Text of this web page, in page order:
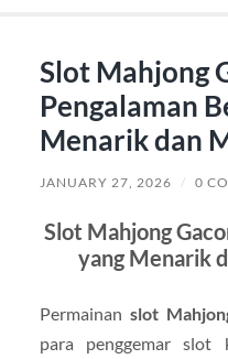
Slot Mahjong
Pengalaman
Menarik dan
JANUARY 27, 2026 / 0
Slot Mahjong
yang Menarik
Permainanslot
para penggemar slot